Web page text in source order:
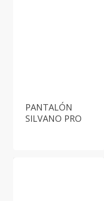
PANTALÓN
SILVANO PRO